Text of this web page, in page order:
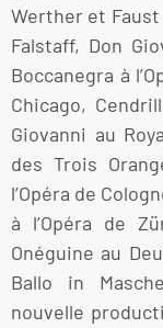
Werther et Faust
Falstaff, Don
Boccanegra à
Chicago,
Giovanni au
des Trois
l’Opéra de
à l’Opéra de
Onéguine au
Ballo in
nouvelle